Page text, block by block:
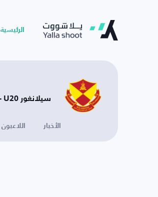
الرئيسية
سيلانغور U20 - ماليزيا
الأخبار اللاعبون